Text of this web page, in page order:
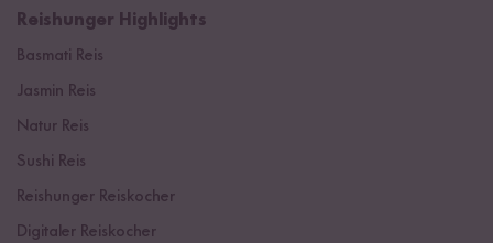
Reishunger Highlights
Basmati Reis
Jasmin Reis
Natur Reis
Sushi Reis
Reishunger Reiskocher
Digitaler Reiskocher